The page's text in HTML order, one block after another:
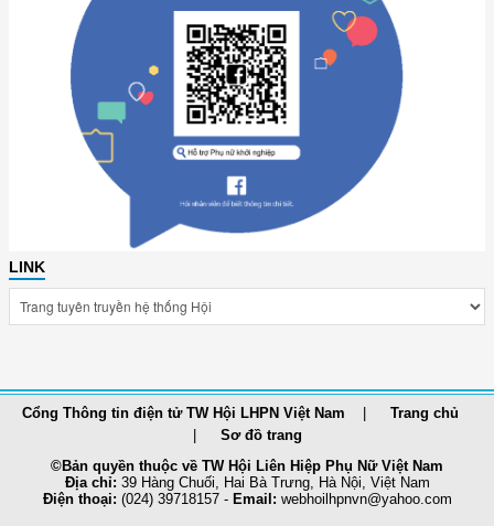
LINK
Cổng Thông tin điện tử TW Hội LHPN Việt Nam
Trang chủ
Sơ đồ trang
©Bản quyền thuộc về TW Hội Liên Hiệp Phụ Nữ Việt Nam
Địa chỉ: 39 Hàng Chuối, Hai Bà Trưng, Hà Nội, Việt Nam
Điện thoại: (024) 39718157 - Email: webhoilhpnvn@yahoo.com